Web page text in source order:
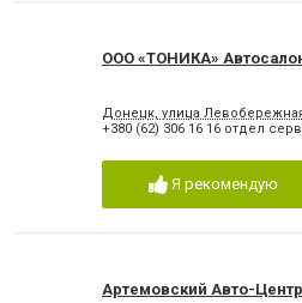
ООО «ТОНИКА»
Донецк, улица
+380 (62) 306 16 16 отдел
Я рекомендую
Артемовский Авто-Центр